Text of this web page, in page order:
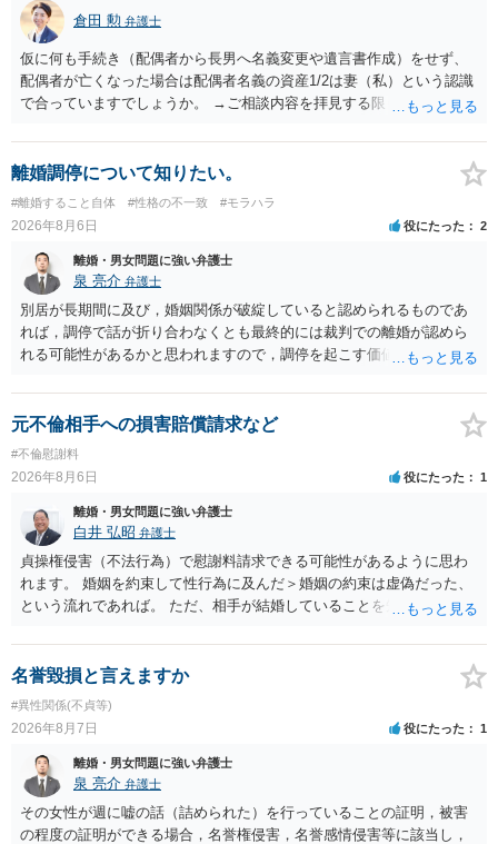
倉田 勲 弁護士
仮に何も手続き（配偶者から長男へ名義変更や遺言書作成）をせず、
配偶者が亡くなった場合は配偶者名義の資産1/2は妻（私）という認識
で合っていますでしょうか。 →ご相談内容を拝見する限りでは、その
完全に所有する場合は、他の相続人に対して自宅の評価額の１/２の代
償金の支払いが必要になります。
離婚調停について知りたい。
#離婚すること自体 #性格の不一致 #モラハラ
2026年8月6日 役にたった 2
離婚・男女問題に強い弁護士
泉 亮介 弁護士
別居が長期間に及び，婚姻関係が破綻していると認められるものであ
れば，調停で話が折り合わなくとも最終的には裁判での離婚が認めら
れる可能性があるかと思われますので，調停を起こす価値はあるよう
は調停が成立するということはないため，相手が合意するメリットを
だしてでも調停で終わらせるよう努めるのか，裁判離婚を見据えて調
停での離婚に固執しないかいずれかの対応は必要となるかと思われま
す。 お一人で対応するのは難しい側面もありますので弁護士を立てる
ことを検討されると良いかと思われます。
元不倫相手への損害賠償請求など
#不倫慰謝料
2026年8月6日 役にたった 1
離婚・男女問題に強い弁護士
白井 弘昭 弁護士
貞操権侵害（不法行為）で慰謝料請求できる可能性があるように思わ
れます。 婚姻を約束して性行為に及んだ＞婚姻の約束は虚偽だった、
という流れであれば。 ただ、相手が結婚していることを知って行為に
性も認められそうですので、あまり慰謝料は高額にならないように思
われます。 一度、最寄りの弁護士に相談してみてください。
名誉毀損と言えますか
#異性関係(不貞等)
2026年8月7日 役にたった 1
離婚・男女問題に強い弁護士
泉 亮介 弁護士
その女性が週に嘘の話（詰められた）を行っていることの証明，被害
の程度の証明ができる場合，名誉権侵害，名誉感情侵害等に該当し，